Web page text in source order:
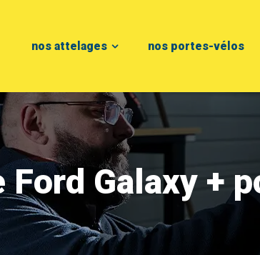
nos attelages nos portes-vélos
Galaxy +